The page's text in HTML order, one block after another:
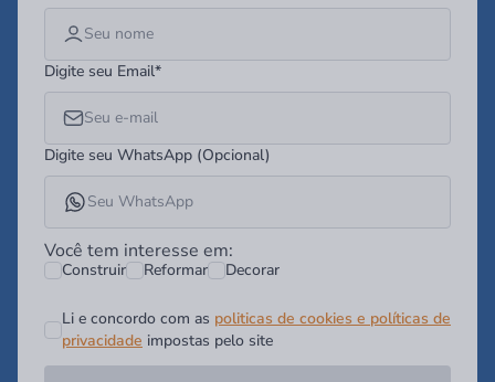
Digite seu Email*
Digite seu WhatsApp (Opcional)
Você tem interesse em:
Construir Reformar Decorar
Li e concordo com as politicas de cookies e políticas de
privacidade impostas pelo site